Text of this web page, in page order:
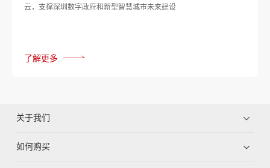
云，支撑深圳数字政府和新型智慧城市未来建设
了解更多
关于我们
如何购买